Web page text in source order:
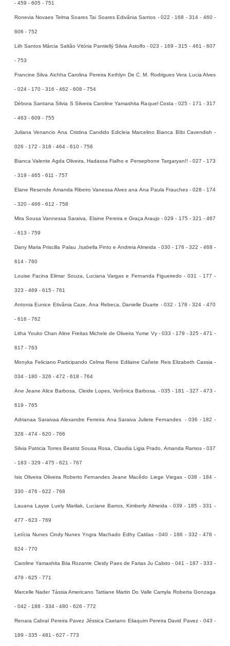
- 459 - 605 - 751
Ronevia Novaes Telma Soares Tai Soares Edivânia Santos - 022 - 168 - 314 - 460 -
606 - 752
Liih Santos Márcia Saltão Vitória Pantiellý Silvia Astolfo - 023 - 169 - 315 - 461 - 607
- 753
Francine Silva Aichha Carolina Pereira Kethlyn De C. M. Rodrigues Vera Lucia Alves
- 024 - 170 - 316 - 462 - 608 - 754
Débora Santana Silvia S Silveira Caroline Yamashita Raquel Costa - 025 - 171 - 317
- 463 - 609 - 755
Juliana Venancio Ana Cristina Candido Edicleia Marcelino Bianca BIbi Cavendish -
026 - 172 - 318 - 464 - 610 - 756
Bianca Valente Agda Oliveira, Hadassa Fialho e Persephone Targaryan!! - 027 - 173
- 319 - 465 - 611 - 757
Elane Resende Amanda Ribeiro Vanessa Alves ana Ana Paula Frauches - 028 - 174
- 320 - 466 - 612 - 758
Mira Sousa Vannessa Saraiva, Elaine Pereira e Graça Araujo - 029 - 175 - 321 - 467
- 613 - 759
Dany Maria Priscilla Palau ,Isabella Pinto e Andreia Almeida - 030 - 176 - 322 - 468 -
614 - 760
Louise Facina Elimar Souza, Luciana Vargas e Fernanda Figueiredo - 031 - 177 -
323 - 469 - 615 - 761
Antonia Eunice Etivânia Caze, Ana Rebeca, Danielle Duarte - 032 - 178 - 324 - 470
- 616 - 762
Litha Youko Chan Aline Freitas Michele de Oliveira Yume Vy - 033 - 179 - 325 - 471 -
617 - 763
Monyka Feliciano Participando Celma Rene Edilaine Cañete Reis Elizabeth Cassia -
034 - 180 - 326 - 472 - 618 - 764
Ane Jeane Alice Barbosa, Cleide Lopes, Verônica Barbosa. - 035 - 181 - 327 - 473 -
619 - 765
Adrianaa Saraivaa Alexandre Ferreira Ana Saraiva Juliete Fernandes - 036 - 182 -
328 - 474 - 620 - 766
Silvia Patricia Torres Beatriz Sousa Rosa, Claudia Ligia Prado, Amanda Ramos - 037
- 183 - 329 - 475 - 621 - 767
Isis Oliveira Oliveira Roberto Fernandes Jeane Macêdo Liege Viegas - 038 - 184 -
330 - 476 - 622 - 768
Lauana Layse Luely Marilak, Luciane Barros, Kimberly Almeida - 039 - 185 - 331 -
477 - 623 - 769
Letícia Nunes Cindy Nunes Yngra Machado Edhy Caldas - 040 - 186 - 332 - 478 -
624 - 770
Caroline Yamashita Biia Rozante Cleidy Paes de Farias Ju Calixto - 041 - 187 - 333 -
479 - 625 - 771
Marcelle Nader Tássia Americano Tattiane Martin Do Valle Camyla Roberta Gonzaga
- 042 - 188 - 334 - 480 - 626 - 772
Renara Cabral Pereira Pavez Jéssica Caetano Eliaquim Pereira David Pavez - 043 -
189 - 335 - 481 - 627 - 773